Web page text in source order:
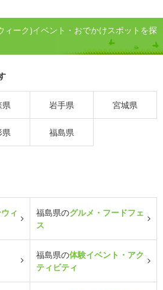
ィーク)イベント・おでかけスポットを探
県 岩手県 宮城県
県 福島県
ィ
福島県のグルメ・フードフェ
ス
福島県の体験イベント・アク
ティビティ